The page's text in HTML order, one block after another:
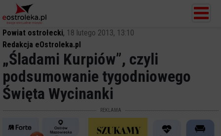
Powiat ostrołecki, 18 lutego 2013, 13:10
Redakcja eOstroleka.pl
„Śladami Kurpiów”, czyli
podsumowanie tygodniowego
Święta Wycinanki
REKLAMA